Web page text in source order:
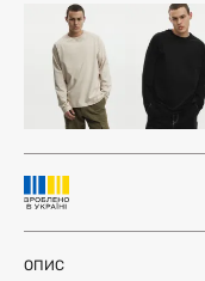
ОПИС